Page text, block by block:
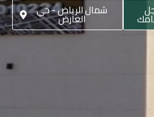
شمال الرياض - حي
العارض